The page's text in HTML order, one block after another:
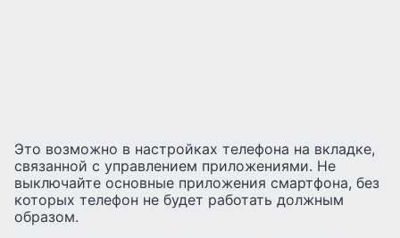
Это возможно в настройках телефона на вкладке,
связанной с управлением приложениями. Не
выключайте основные приложения смартфона, без
которых телефон не будет работать должным
образом.